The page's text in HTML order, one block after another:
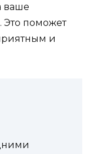
ваше
поможет
и